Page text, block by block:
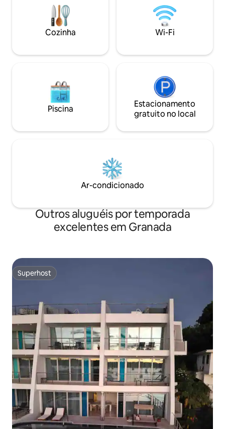
Perfeito para casais, amigos, viajantes
individuais, este refúgio elegante é a sua
base ideal na Ilha das Especiarias.
Relaxe com
charme de St.
aventuras
belo retiro. Reserve agora e
Cozinha Wi-Fi
Piscina
Estacionamento
gratuito no local
Ar-condicionado
Outros aluguéis por temporada
excelentes em Granada
Superhost
Superhost